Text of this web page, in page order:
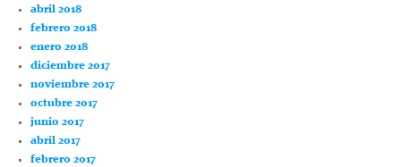
abril 2018
febrero 2018
enero 2018
diciembre 2017
noviembre 2017
octubre 2017
junio 2017
abril 2017
febrero 2017